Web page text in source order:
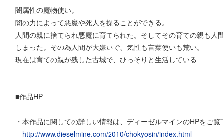
闇属性の魔物使い。
闇の力によって悪魔や死人を操ることができる。
人間の親に捨てられ悪魔に育てられた。そしてその育ての親も人
しまった。その為人間が大嫌いで、気性も言葉使いも荒い。
現在は育ての親が残した古城で、ひっそりと生活している
■作品HP
--------------------------------------------------------------------
・本作品に関しての詳しい情報は、ディーゼルマインのHPをご覧
http://www.dieselmine.com/2010/chokyosin/index.html